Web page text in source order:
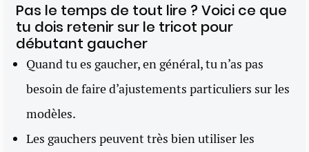
Pas le temps de tout lire ? Voici ce que
tu dois retenir sur le tricot pour
débutant gaucher
Quand tu es gaucher, en général, tu n’as pas
besoin de faire d’ajustements particuliers sur les
modèles.
Les gauchers peuvent très bien utiliser les